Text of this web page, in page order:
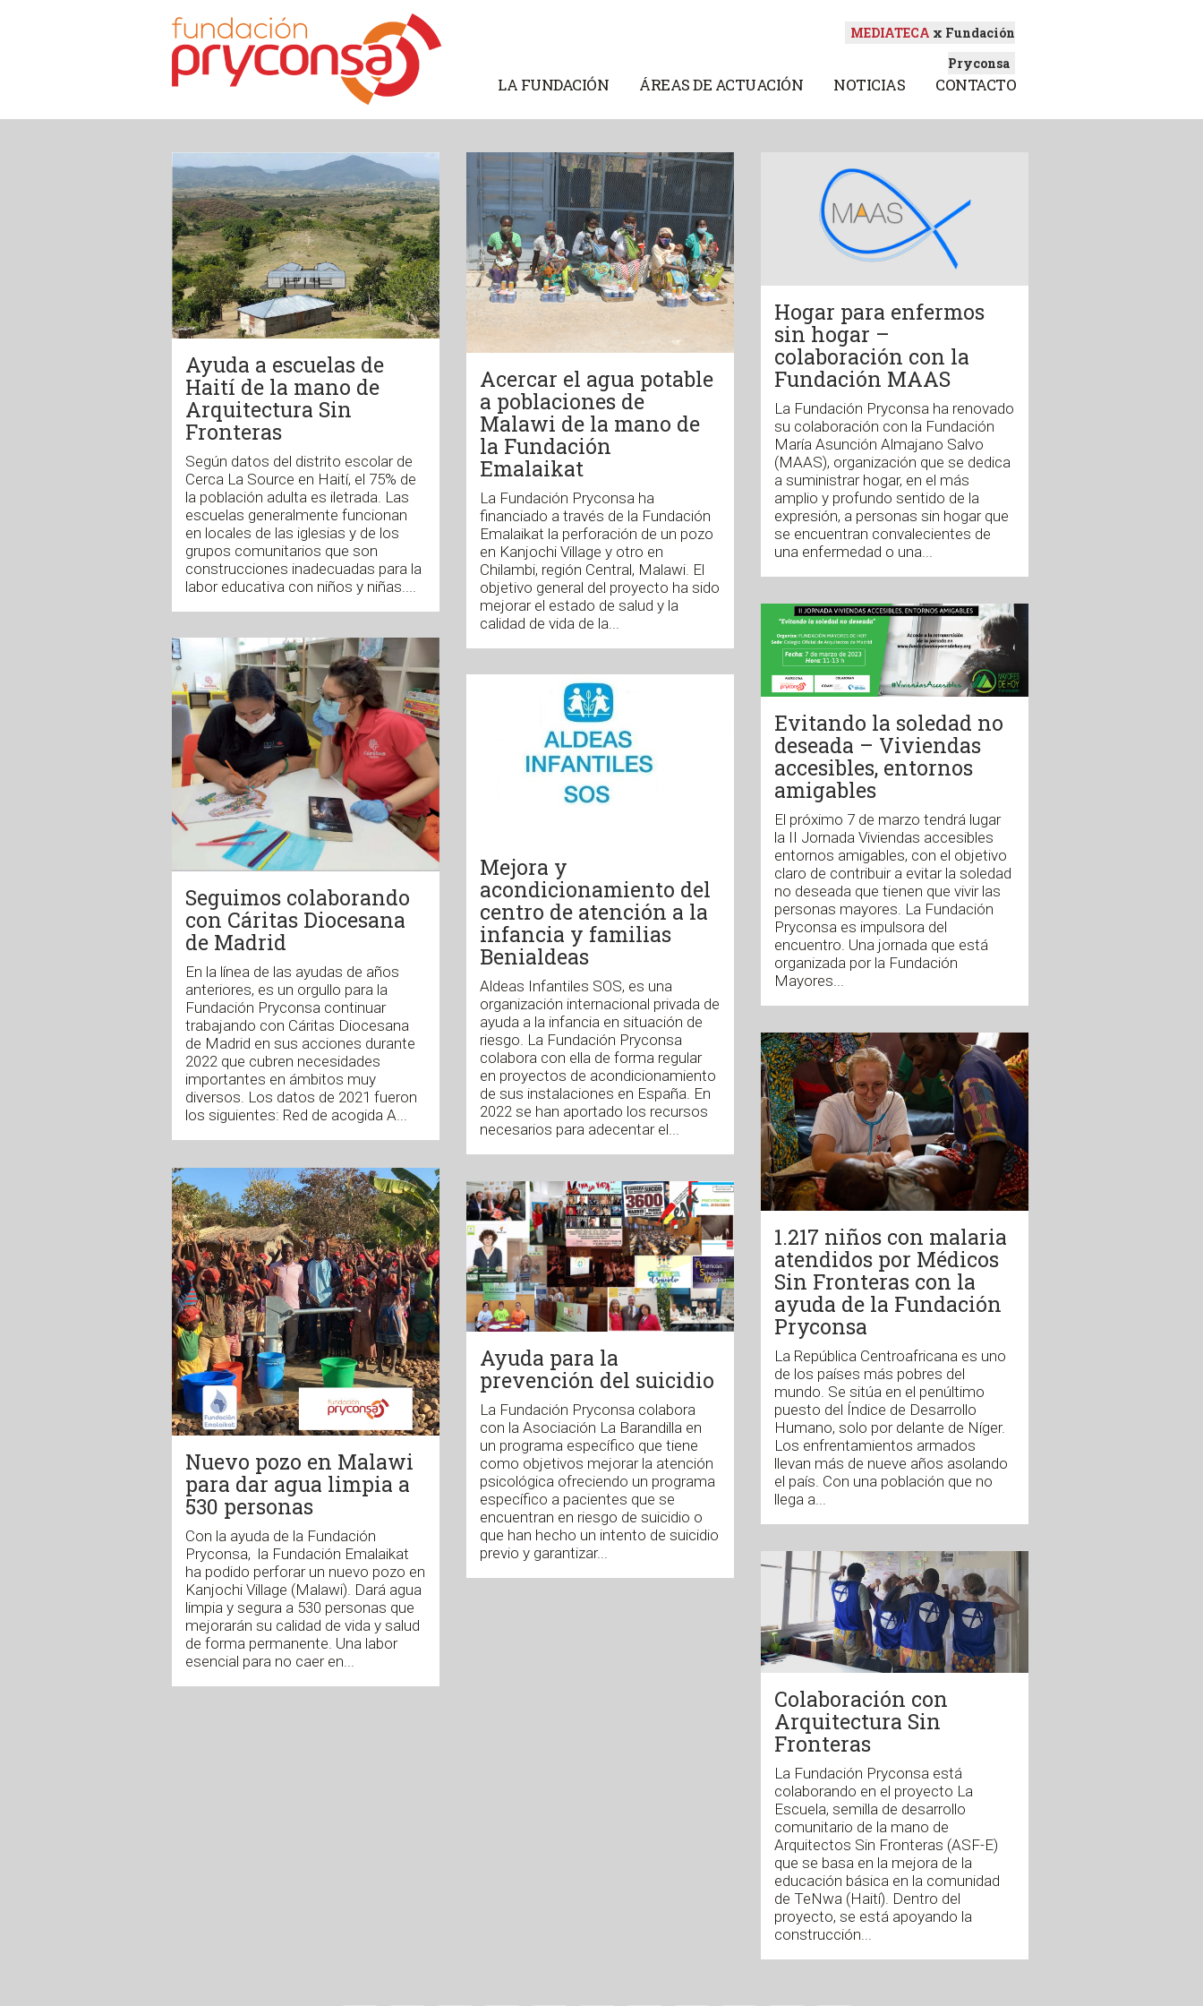
MEDIATECA x Fundación
Pryconsa
LA FUNDACIÓN ÁREAS DE ACTUACIÓN NOTICIAS CONTACTO
Ayuda a escuelas de
Haití de la mano de
Arquitectura Sin
Fronteras
Según datos del distrito escolar de
Cerca La Source en Haití, el 75% de
la población adulta es iletrada. Las
escuelas generalmente funcionan
en locales de las iglesias y de los
grupos comunitarios que son
construcciones inadecuadas para la
labor educativa con niños y niñas....
Acercar el agua potable
a poblaciones de
Malawi de la mano de
la Fundación
Emalaikat
La Fundación Pryconsa ha
financiado a través de la Fundación
Emalaikat la perforación de un pozo
en Kanjochi Village y otro en
Chilambi, región Central, Malawi. El
objetivo general del proyecto ha sido
mejorar el estado de salud y la
calidad de vida de la...
Hogar para enfermos
sin hogar –
colaboración con la
Fundación MAAS
La Fundación Pryconsa ha renovado
su colaboración con la Fundación
María Asunción Almajano Salvo
(MAAS), organización que se dedica
a suministrar hogar, en el más
amplio y profundo sentido de la
expresión, a personas sin hogar que
se encuentran convalecientes de
una enfermedad o una...
Evitando la soledad no
deseada – Viviendas
accesibles, entornos
amigables
El próximo 7 de marzo tendrá lugar
la II Jornada Viviendas accesibles
entornos amigables, con el objetivo
claro de contribuir a evitar la soledad
no deseada que tienen que vivir las
personas mayores. La Fundación
Pryconsa es impulsora del
encuentro. Una jornada que está
organizada por la Fundación
Mayores...
Seguimos colaborando
con Cáritas Diocesana
de Madrid
En la línea de las ayudas de años
anteriores, es un orgullo para la
Fundación Pryconsa continuar
trabajando con Cáritas Diocesana
de Madrid en sus acciones durante
2022 que cubren necesidades
importantes en ámbitos muy
diversos. Los datos de 2021 fueron
los siguientes: Red de acogida A...
Mejora y
acondicionamiento del
centro de atención a la
infancia y familias
Benialdeas
Aldeas Infantiles SOS, es una
organización internacional privada de
ayuda a la infancia en situación de
riesgo. La Fundación Pryconsa
colabora con ella de forma regular
en proyectos de acondicionamiento
de sus instalaciones en España. En
2022 se han aportado los recursos
necesarios para adecentar el...
1.217 niños con malaria
atendidos por Médicos
Sin Fronteras con la
ayuda de la Fundación
Pryconsa
La República Centroafricana es uno
de los países más pobres del
mundo. Se sitúa en el penúltimo
puesto del Índice de Desarrollo
Humano, solo por delante de Níger.
Los enfrentamientos armados
llevan más de nueve años asolando
el país. Con una población que no
llega a...
Nuevo pozo en Malawi
para dar agua limpia a
530 personas
Con la ayuda de la Fundación
Pryconsa, la Fundación Emalaikat
ha podido perforar un nuevo pozo en
Kanjochi Village (Malawi). Dará agua
limpia y segura a 530 personas que
mejorarán su calidad de vida y salud
de forma permanente. Una labor
esencial para no caer en...
Ayuda para la
prevención del suicidio
La Fundación Pryconsa colabora
con la Asociación La Barandilla en
un programa específico que tiene
como objetivos mejorar la atención
psicológica ofreciendo un programa
específico a pacientes que se
encuentran en riesgo de suicidio o
que han hecho un intento de suicidio
previo y garantizar...
Colaboración con
Arquitectura Sin
Fronteras
La Fundación Pryconsa está
colaborando en el proyecto La
Escuela, semilla de desarrollo
comunitario de la mano de
Arquitectos Sin Fronteras (ASF-E)
que se basa en la mejora de la
educación básica en la comunidad
de TeNwa (Haití). Dentro del
proyecto, se está apoyando la
construcción...